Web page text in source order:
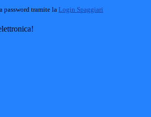
password tramite la Login Spaggiari